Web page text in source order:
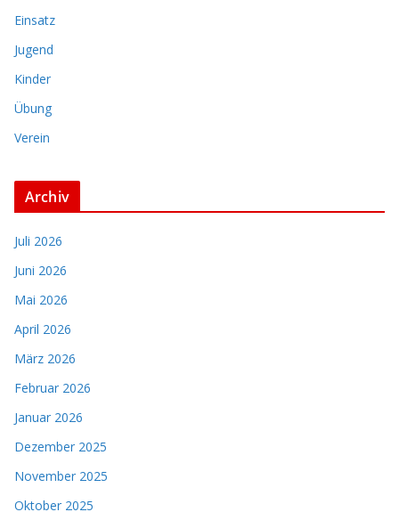
Einsatz
Jugend
Kinder
Übung
Verein
Archiv
Juli 2026
Juni 2026
Mai 2026
April 2026
März 2026
Februar 2026
Januar 2026
Dezember 2025
November 2025
Oktober 2025